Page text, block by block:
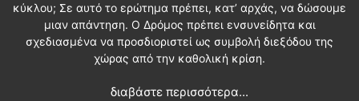
κύκλου; Σε αυτό το ερώτημα πρέπει, κατ’ αρχάς, να δώσουμε
μιαν απάντηση. Ο Δρόμος πρέπει ενσυνείδητα και
σχεδιασμένα να προσδιοριστεί ως συμβολή διεξόδου της
χώρας από την καθολική κρίση.
διαβάστε περισσότερα...